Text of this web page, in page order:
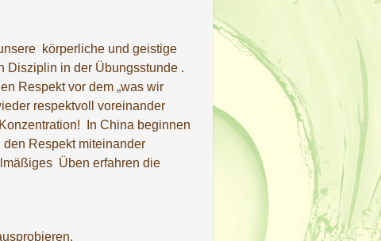
körperliche und geistige
Disziplin in der Übungsstunde .
Respekt vor dem „was wir
respektvoll voreinander
In China beginnen
Respekt miteinander
Üben erfahren die